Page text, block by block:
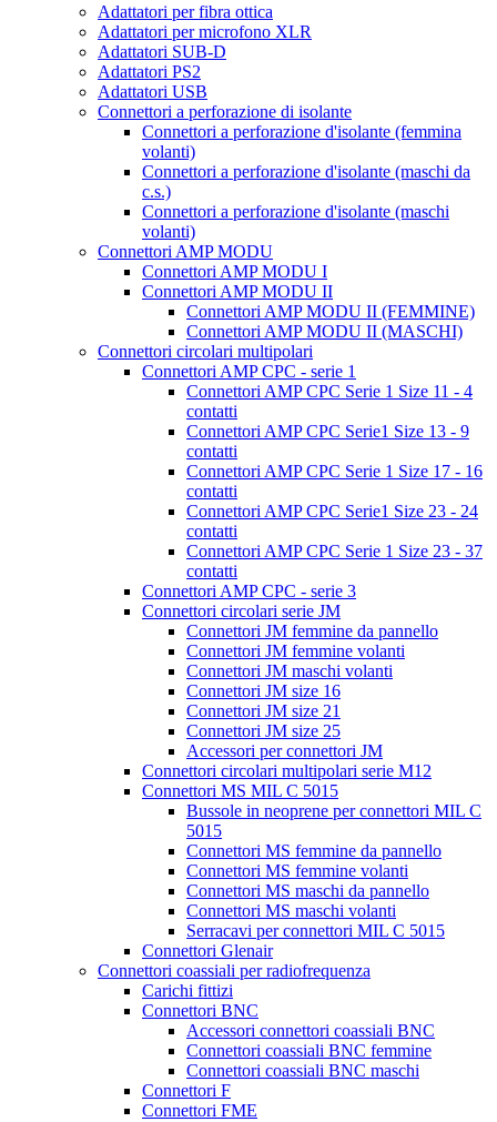
Adattatori per fibra ottica
Adattatori per microfono XLR
Adattatori SUB-D
Adattatori PS2
Adattatori USB
Connettori a perforazione di isolante
Connettori a perforazione d'isolante (femmina
volanti)
Connettori a perforazione d'isolante (maschi da
c.s.)
Connettori a perforazione d'isolante (maschi
volanti)
Connettori AMP MODU
Connettori AMP MODU I
Connettori AMP MODU II
Connettori AMP MODU II (FEMMINE)
Connettori AMP MODU II (MASCHI)
Connettori circolari multipolari
Connettori AMP CPC - serie 1
Connettori AMP CPC Serie 1 Size 11 - 4
contatti
Connettori AMP CPC Serie1 Size 13 - 9
contatti
Connettori AMP CPC Serie 1 Size 17 - 16
contatti
Connettori AMP CPC Serie1 Size 23 - 24
contatti
Connettori AMP CPC Serie 1 Size 23 - 37
contatti
Connettori AMP CPC - serie 3
Connettori circolari serie JM
Connettori JM femmine da pannello
Connettori JM femmine volanti
Connettori JM maschi volanti
Connettori JM size 16
Connettori JM size 21
Connettori JM size 25
Accessori per connettori JM
Connettori circolari multipolari serie M12
Connettori MS MIL C 5015
Bussole in neoprene per connettori MIL C
5015
Connettori MS femmine da pannello
Connettori MS femmine volanti
Connettori MS maschi da pannello
Connettori MS maschi volanti
Serracavi per connettori MIL C 5015
Connettori Glenair
Connettori coassiali per radiofrequenza
Carichi fittizi
Connettori BNC
Accessori connettori coassiali BNC
Connettori coassiali BNC femmine
Connettori coassiali BNC maschi
Connettori F
Connettori FME